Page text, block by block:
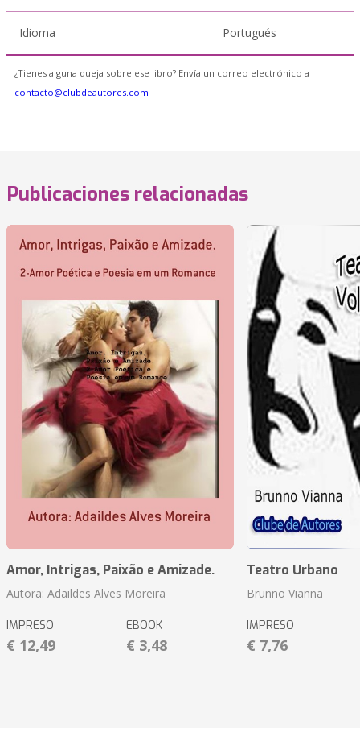
Idioma Portugués
¿Tienes alguna queja sobre ese libro? Envía un correo electrónico a
contacto@clubdeautores.com
Publicaciones relacionadas
Amor, Intrigas, Paixão e Amizade.
Autora: Adaildes Alves Moreira
IMPRESO
€ 12,49
EBOOK
€ 3,48
Teatro Urbano
Brunno Vianna
IMPRESO
€ 7,76